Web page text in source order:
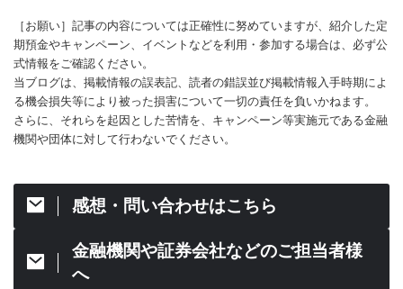
［お願い］記事の内容については正確性に努めていますが、紹介した定
期預金やキャンペーン、イベントなどを利用・参加する場合は、必ず公
式情報をご確認ください。
当ブログは、掲載情報の誤表記、読者の錯誤並び掲載情報入手時期によ
る機会損失等により被った損害について一切の責任を負いかねます。
さらに、それらを起因とした苦情を、キャンペーン等実施元である金融
機関や団体に対して行わないでください。
感想・問い合わせはこちら
金融機関や証券会社などのご担当者様
へ